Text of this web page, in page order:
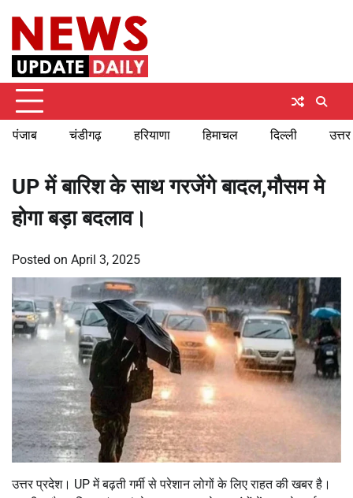
content
पंजाब चंडीगढ़ हरियाणा हिमाचल दिल्ली
UP में बारिश के साथ गरजेंगे बादल,मौसम मे
होगा बड़ा बदलाव।
Posted on April 3, 2025
उत्तर प्रदेश। UP में बढ़ती गर्मी से परेशान लोगों के लिए राहत की खबर है।